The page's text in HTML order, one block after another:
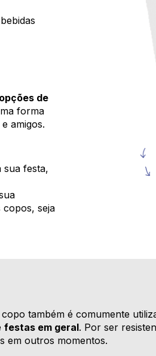
de
forma
amigos.
sua festa,
seja
também é comumente
festas em geral. Por ser
em outros momentos.